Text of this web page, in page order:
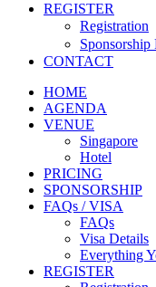
REGISTER
Registration
Sponsorship
CONTACT
HOME
AGENDA
VENUE
Singapore
Hotel
PRICING
SPONSORSHIP
FAQs / VISA
FAQs
Visa Details
Everything
REGISTER